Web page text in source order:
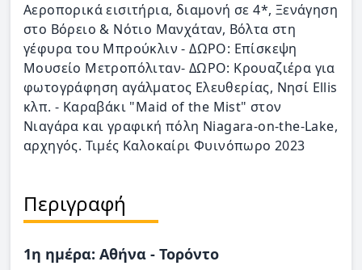
Αεροπορικά εισιτήρια, διαμονή σε 4*, Ξενάγηση
στο Βόρειο & Νότιο Μανχάταν, Βόλτα στη
γέφυρα του Μπρούκλιν - ΔΩΡΟ: Επίσκεψη
Μουσείο Μετροπόλιταν- ΔΩΡΟ: Κρουαζιέρα για
φωτογράφηση αγάλματος Ελευθερίας, Νησί Ellis
κλπ. - Καραβάκι "Maid of the Mist" στον
Νιαγάρα και γραφική πόλη Niagara-on-the-Lake,
αρχηγός. Τιμές Καλοκαίρι Φυινόπωρο 2023
Περιγραφή
1η ημέρα: Αθήνα - Τορόντο